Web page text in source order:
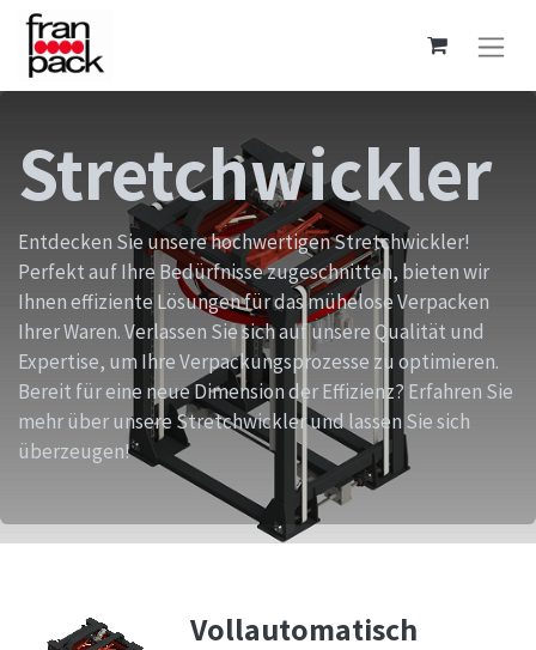
Stretchwickler
Entdecken Sie unsere hochwertigen Stretchwickler!
Perfekt auf Ihre Bedürfnisse zugeschnitten, bieten wir
Ihnen effiziente Lösungen für das mühelose Verpacken
Ihrer Waren. Verlassen Sie sich auf unsere Qualität und
Expertise, um Ihre Verpackungsprozesse zu optimieren.
Bereit für eine neue Dimension der Effizienz? Erfahren Sie
mehr über unsere Stretchwickler und lassen Sie sich
überzeugen!
Vollautomatisch